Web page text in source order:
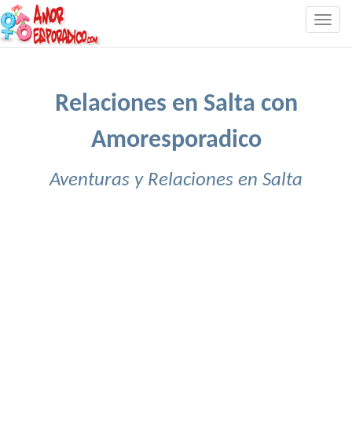
Relaciones en Salta con
Amoresporadico
Aventuras y Relaciones en Salta